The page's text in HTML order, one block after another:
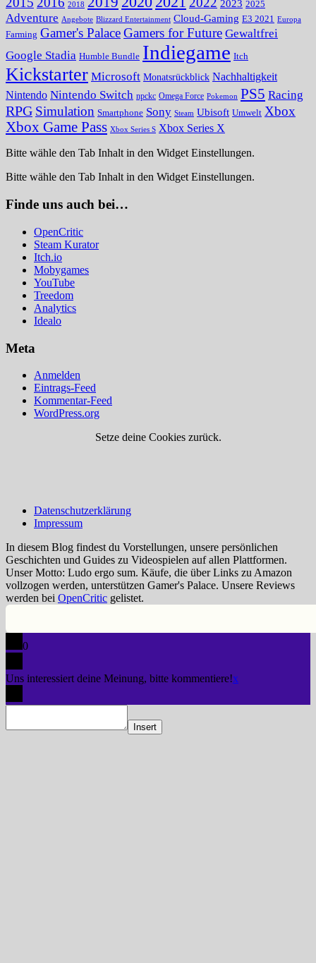
2018 2023 2025
Adventure Angebote Blizzard Entertainment Cloud-Gaming E3 2021 Europa
Farming Gamer's PalaceGamers for Future Gewaltfrei
Google Stadia Humble Bundle Indiegame Itch
Kickstarter Microsoft Monatsrückblick Nachhaltigkeit
Nintendo Nintendo Switch npckc Omega Force Pokemon PS5 Racing
RPG Simulation Smartphone Sony Steam Ubisoft Umwelt Xbox
Xbox Game Pass Xbox Series S Xbox Series X
Bitte wähle den Tab Inhalt in den Widget Einstellungen.
Bitte wähle den Tab Inhalt in den Widget Einstellungen.
Finde uns auch bei…
OpenCritic
Steam Kurator
Itch.io
Mobygames
YouTube
Treedom
Analytics
Idealo
Meta
Anmelden
Eintrags-Feed
Kommentar-Feed
WordPress.org
Setze deine Cookies zurück.
Datenschutzerklärung
Impressum
In diesem Blog findest du Vorstellungen, unsere persönlichen
Geschichten und Guides zu Videospielen auf allen Plattformen.
Unser Motto: Ludo ergo sum. Käufe, die über Links zu Amazon
vollzogen werden, unterstützen Gamer's Palace. Unsere Reviews
werden bei OpenCritic gelistet.
0
Uns interessiert deine Meinung, bitte kommentiere!x
Insert